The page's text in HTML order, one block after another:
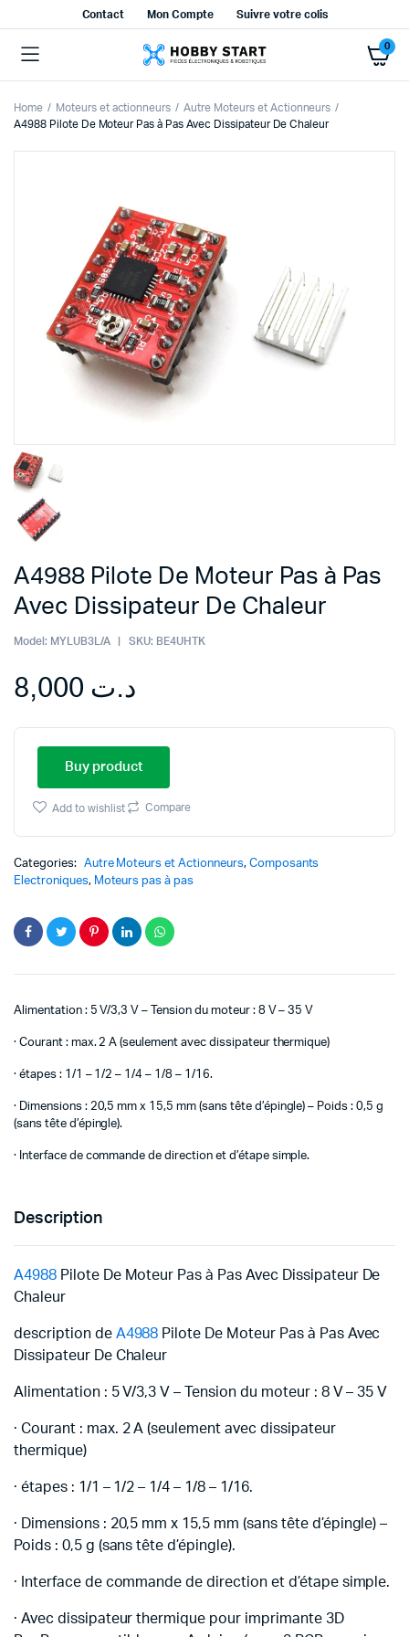
Contact Mon Compte Suivre votre colis
0
Home Moteurs et actionneurs
Autre Moteurs et Actionneurs
A4988 Pilote De Moteur Pas à Pas Avec Dissipateur De Chaleur
A4988 Pilote De Moteur Pas à Pas
Avec Dissipateur De Chaleur
Model: MYLUB3L/A SKU: BE4UHTK
د.ت
Buy product
Add to wishlist Compare
Categories: Autre Moteurs et Actionneurs, Composants
Electroniques, Moteurs pas à pas
Alimentation : 5 V/3,3 V – Tension du moteur : 8 V – 35 V
· Courant : max. 2 A (seulement avec dissipateur thermique)
· étapes : 1/1 – 1/2 – 1/4 – 1/8 – 1/16.
· Dimensions : 20,5 mm x 15,5 mm (sans tête d’épingle) – Poids : 0,5 g
(sans tête d’épingle).
· Interface de commande de direction et d’étape simple.
Description
A4988Pilote De Moteur Pas à Pas Avec Dissipateur De
Chaleur
description de A4988 Pilote De Moteur Pas à Pas Avec
Dissipateur De Chaleur
Alimentation : 5 V/3,3 V – Tension du moteur : 8 V – 35 V
· Courant : max. 2 A (seulement avec dissipateur
thermique)
· étapes : 1/1 – 1/2 – 1/4 – 1/8 – 1/16.
· Dimensions : 20,5 mm x 15,5 mm (sans tête d’épingle) –
Poids : 0,5 g (sans tête d’épingle).
· Interface de commande de direction et d’étape simple.
· Avec dissipateur thermique pour imprimante 3D